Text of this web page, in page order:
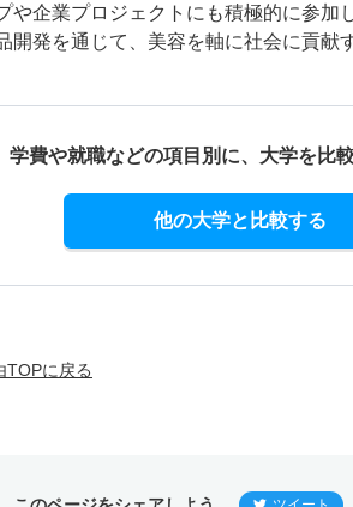
や企業プロジェクトにも積極的に参加
開発を通じて、美容を軸に社会に貢献
学費や就職などの項目別に、 大学を比
他の大学と比較する
TOPに戻る